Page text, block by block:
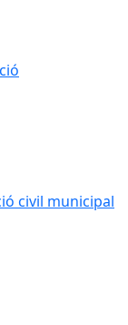
civil municipal